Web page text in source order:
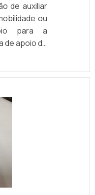
de auxiliar
ou
para a
de apoio de
instalada:
local de
da
pode ser
e
e